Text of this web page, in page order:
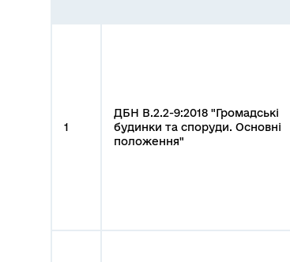
1
ДБН В.2.2-9:2018 "Громадські
будинки та споруди. Основні
положення"